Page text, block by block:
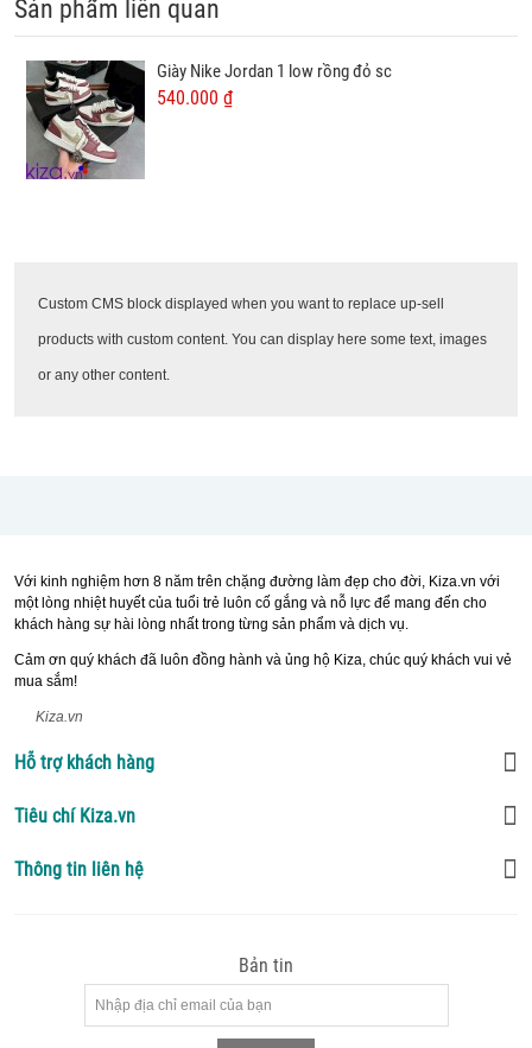
Sản phẩm liên quan
Giày Nike Jordan 1 low rồng đỏ sc
540.000 ₫
Custom CMS block displayed when you want to replace up-sell
products with custom content. You can display here some text, images
or any other content.
Với kinh nghiệm hơn 8 năm trên chặng đường làm đẹp cho đời, Kiza.vn với
một lòng nhiệt huyết của tuổi trẻ luôn cố gắng và nỗ lực để mang đến cho
khách hàng sự hài lòng nhất trong từng sản phẩm và dịch vụ.
Cảm ơn quý khách đã luôn đồng hành và ủng hộ Kiza, chúc quý khách vui vẻ
mua sắm!
Kiza.vn
Hỗ trợ khách hàng
Tiêu chí Kiza.vn
Thông tin liên hệ
Bản tin